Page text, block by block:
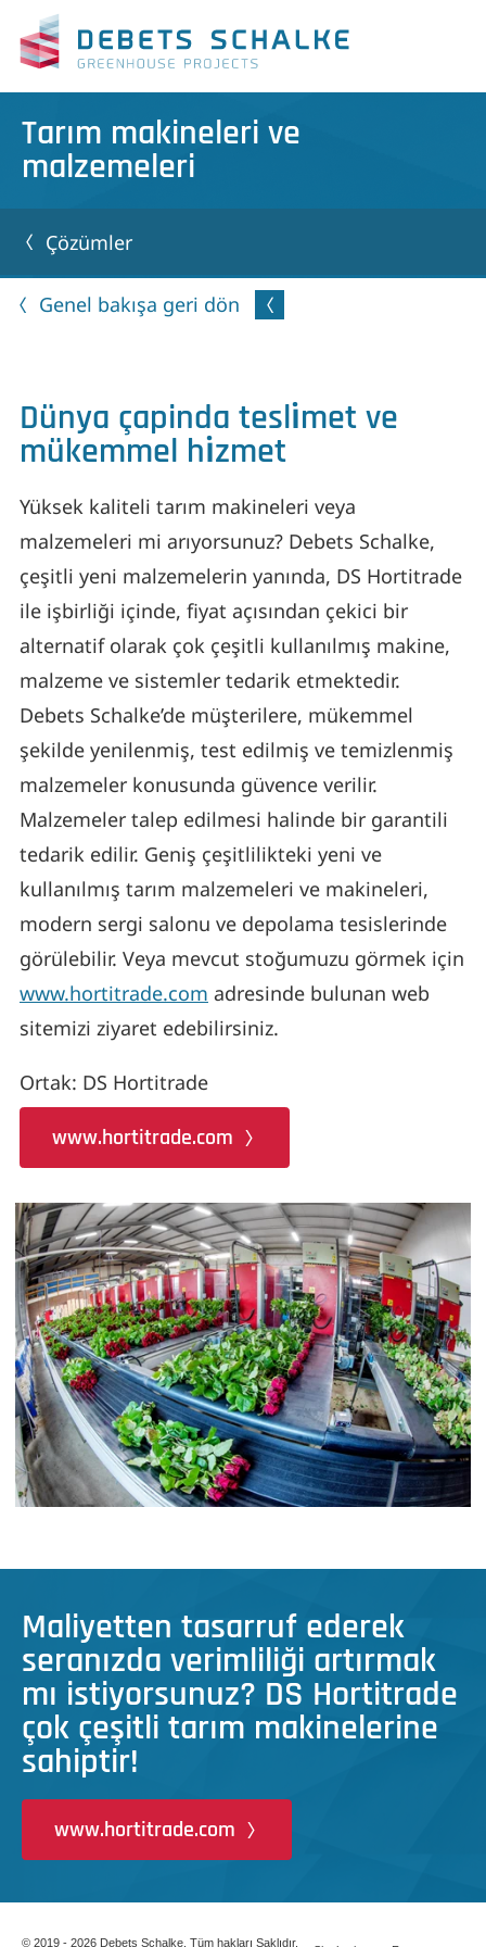
Tarım makineleri ve
malzemeleri
Çözümler
Genel bakışa geri dön
Dünya çapinda tesli̇met ve
mükemmel hi̇zmet
Yüksek kaliteli tarım makineleri veya
malzemeleri mi arıyorsunuz? Debets Schalke,
çeşitli yeni malzemelerin yanında, DS Hortitrade
ile işbirliği içinde, fiyat açısından çekici bir
alternatif olarak çok çeşitli kullanılmış makine,
malzeme ve sistemler tedarik etmektedir.
Debets Schalke’de müşterilere, mükemmel
şekilde yenilenmiş, test edilmiş ve temizlenmiş
malzemeler konusunda güvence verilir.
Malzemeler talep edilmesi halinde bir garantili
tedarik edilir. Geniş çeşitlilikteki yeni ve
kullanılmış tarım malzemeleri ve makineleri,
modern sergi salonu ve depolama tesislerinde
görülebilir. Veya mevcut stoğumuzu görmek için
www.hortitrade.com adresinde bulunan web
sitemizi ziyaret edebilirsiniz.
Ortak: DS Hortitrade
www.hortitrade.com
Maliyetten tasarruf ederek
seranızda verimliliği artırmak
mı istiyorsunuz? DS Hortitrade
çok çeşitli tarım makinelerine
sahiptir!
www.hortitrade.com
© 2019 - 2026 Debets Schalke. Tüm hakları Saklıdır.